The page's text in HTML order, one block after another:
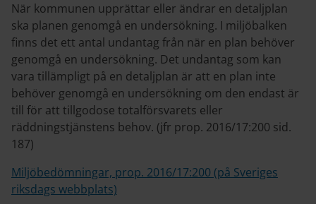
När kommunen upprättar eller ändrar en detaljplan
ska planen genomgå en undersökning. I miljöbalken
finns det ett antal undantag från när en plan behöver
genomgå en undersökning. Det undantag som kan
vara tillämpligt på en detaljplan är att en plan inte
behöver genomgå en undersökning om den endast är
till för att tillgodose totalförsvarets eller
räddningstjänstens behov. (jfr prop. 2016/17:200 sid.
187)
Miljöbedömningar, prop. 2016/17:200 (på Sveriges
riksdags webbplats)